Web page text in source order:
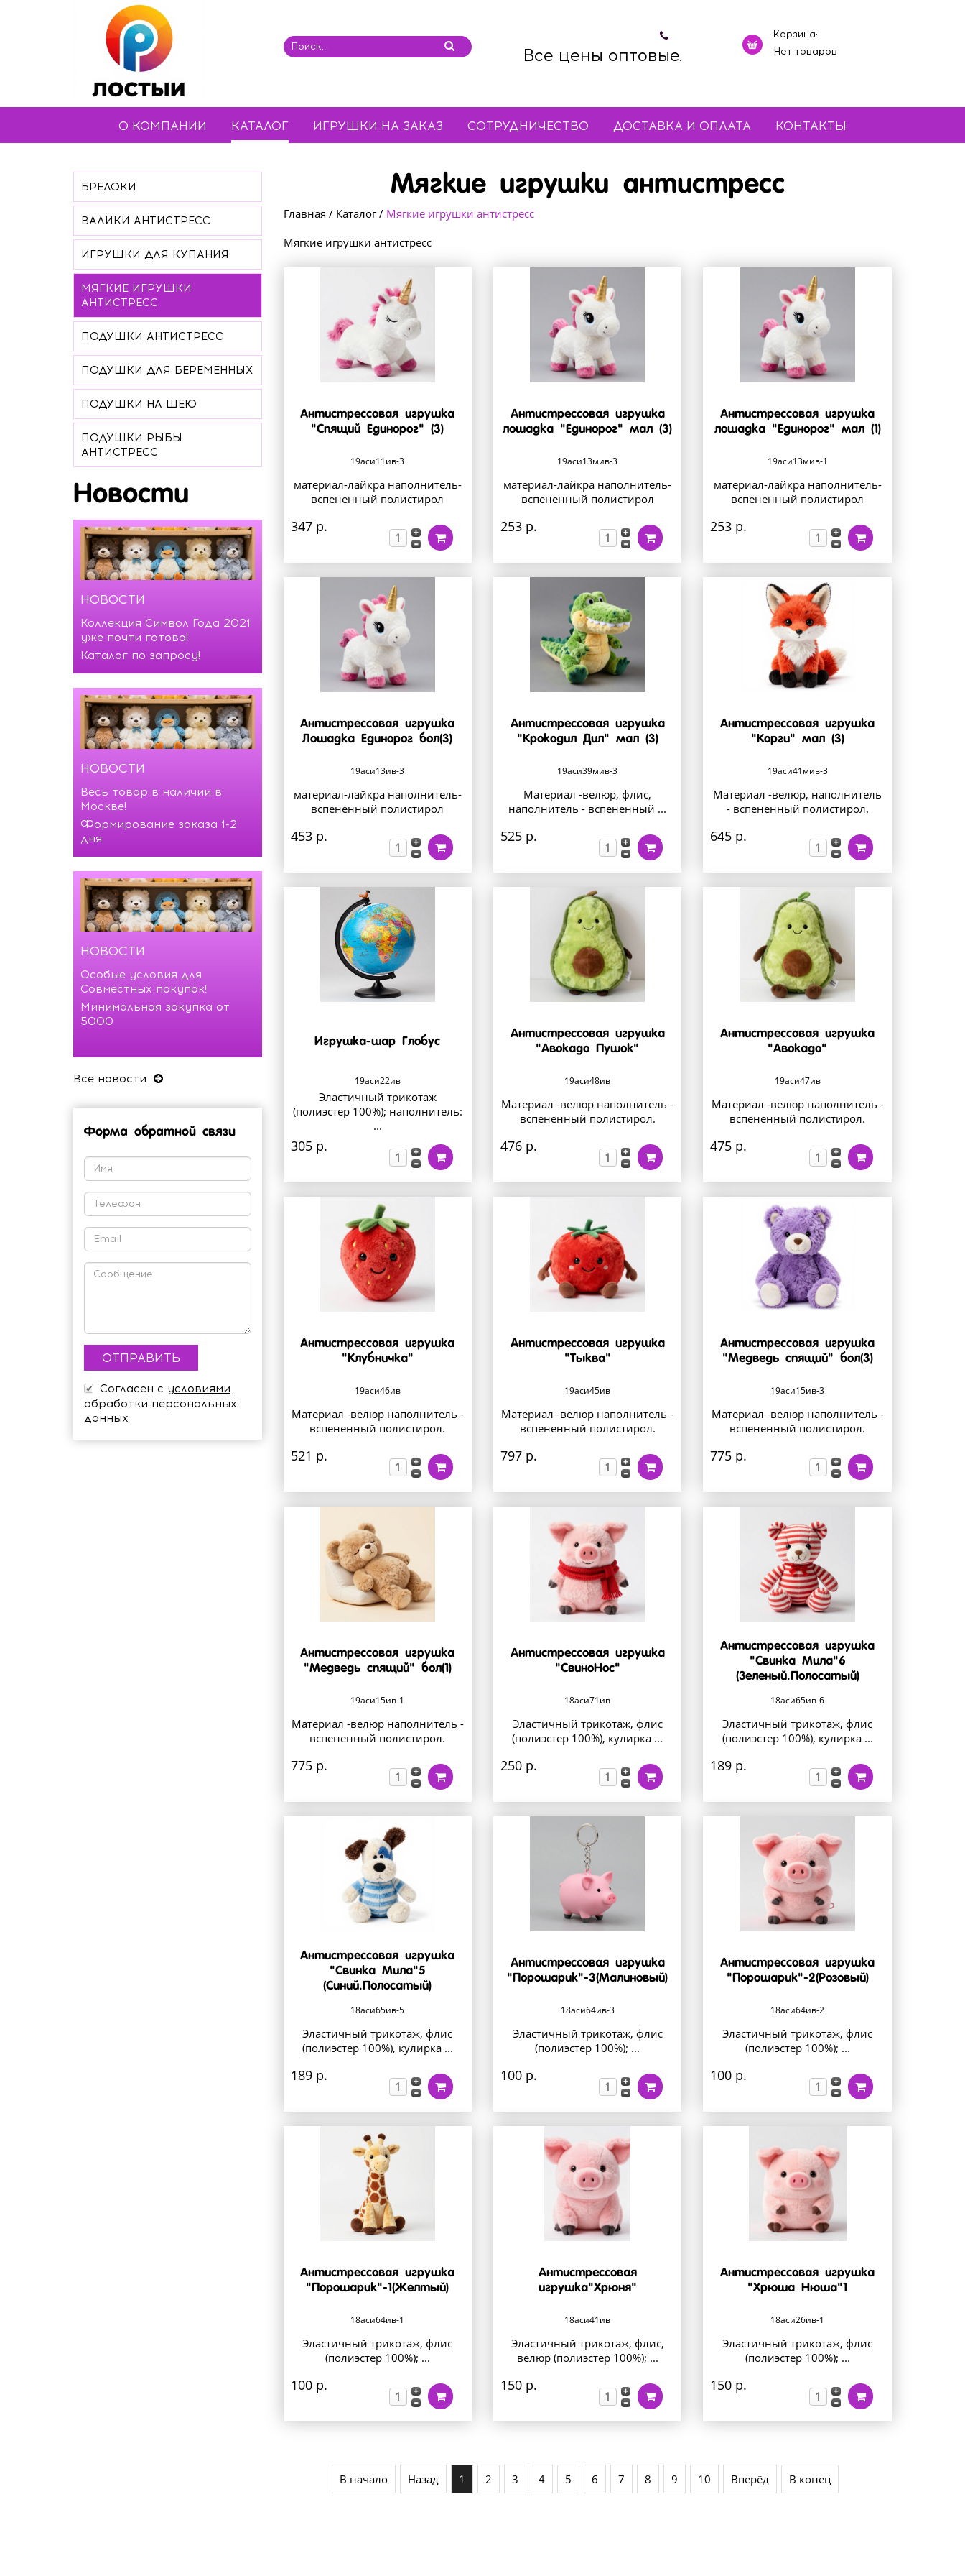
Все цены оптовые.
Корзина:
Нет товаров
О КОМПАНИИ КАТАЛОГ ИГРУШКИ НА ЗАКАЗ СОТРУДНИЧЕСТВО ДОСТАВКА И ОПЛАТА КОНТАКТЫ
Мягкие игрушки антистресс
Главная / Каталог/ Мягкие игрушки антистресс
Мягкие игрушки антистресс
Антистрессовая игрушка
"Спящий Единорог" (3)
19аси11ив-3
материал-лайкра наполнитель-
вспененный полистирол
347 р.
Антистрессовая игрушка
лошадка "Единорог" мал (3)
19аси13мив-3
материал-лайкра наполнитель-
вспененный полистирол
253 р.
Антистрессовая игрушка
лошадка "Единорог" мал (1)
19аси13мив-1
материал-лайкра наполнитель-
вспененный полистирол
253 р.
Антистрессовая игрушка
Лошадка Единорог бол(3)
19аси13ив-3
материал-лайкра наполнитель-
вспененный полистирол
453 р.
Антистрессовая игрушка
"Крокодил Дил" мал (3)
19аси39мив-3
Материал -велюр, флис,
наполнитель - вспененный ...
525 р.
Антистрессовая игрушка
"Корги" мал (3)
19аси41мив-3
Материал -велюр, наполнитель
- вспененный полистирол.
645 р.
Игрушка-шар Глобус
19аси22ив
Эластичный трикотаж
(полиэстер 100%); наполнитель:
...
305 р.
Антистрессовая игрушка
"Авокадо Пушок"
19аси48ив
Материал -велюр наполнитель -
вспененный полистирол.
476 р.
Антистрессовая игрушка
"Авокадо"
19аси47ив
Материал -велюр наполнитель -
вспененный полистирол.
475 р.
Антистрессовая игрушка
"Клубничка"
19аси46ив
Материал -велюр наполнитель -
вспененный полистирол.
521 р.
Антистрессовая игрушка
"Тыква"
19аси45ив
Материал -велюр наполнитель -
вспененный полистирол.
797 р.
Антистрессовая игрушка
"Медведь спящий" бол(3)
19аси15ив-3
Материал -велюр наполнитель -
вспененный полистирол.
775 р.
Антистрессовая игрушка
"Медведь спящий" бол(1)
19аси15ив-1
Материал -велюр наполнитель -
вспененный полистирол.
775 р.
Антистрессовая игрушка
"СвиноНос"
18аси71ив
Эластичный трикотаж, флис
(полиэстер 100%), кулирка ...
250 р.
Антистрессовая игрушка
"Свинка Мила"6
(Зеленый.Полосатый)
18аси65ив-6
Эластичный трикотаж, флис
(полиэстер 100%), кулирка ...
189 р.
Антистрессовая игрушка
"Свинка Мила"5
(Синий.Полосатый)
18аси65ив-5
Эластичный трикотаж, флис
(полиэстер 100%), кулирка ...
189 р.
Антистрессовая игрушка
"Порошарик"-3(Малиновый)
18аси64ив-3
Эластичный трикотаж, флис
(полиэстер 100%); ...
100 р.
Антистрессовая игрушка
"Порошарик"-2(Розовый)
18аси64ив-2
Эластичный трикотаж, флис
(полиэстер 100%); ...
100 р.
Антистрессовая игрушка
"Порошарик"-1(Желтый)
18аси64ив-1
Эластичный трикотаж, флис
(полиэстер 100%); ...
100 р.
Антистрессовая
игрушка"Хрюня"
18аси41ив
Эластичный трикотаж, флис,
велюр (полиэстер 100%); ...
150 р.
Антистрессовая игрушка
"Хрюша Нюша"1
18аси26ив-1
Эластичный трикотаж, флис
(полиэстер 100%); ...
150 р.
В начало Назад 1 2 3 4 5 6 7 8 9 10 Вперёд В конец
БРЕЛОКИ
ВАЛИКИ АНТИСТРЕСС
ИГРУШКИ ДЛЯ КУПАНИЯ
МЯГКИЕ ИГРУШКИ
АНТИСТРЕСС
ПОДУШКИ АНТИСТРЕСС
ПОДУШКИ ДЛЯ БЕРЕМЕННЫХ
ПОДУШКИ НА ШЕЮ
ПОДУШКИ РЫБЫ
АНТИСТРЕСС
Новости
НОВОСТИ
Коллекция Символ Года 2021
уже почти готова!
Каталог по запросу!
НОВОСТИ
Весь товар в наличии в
Москве!
Формирование заказа 1-2
дня
НОВОСТИ
Особые условия для
Совместных покупок!
Минимальная закупка от
5000
Все новости
Форма обратной связи
Согласен с условиями
обработки персональных
данных